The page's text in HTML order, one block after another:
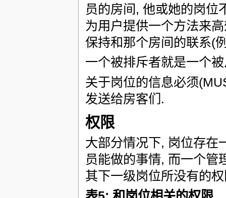
员的房间, 他或她的岗位
为用户提供一个方法来
保持和那个房间的联系(
一个被排斥者就是一个
关于岗位的信息必须
发送给房客们.
权限
大部分情况下, 岗位存在
员能做的事情, 而一个管
其下一级岗位所没有的